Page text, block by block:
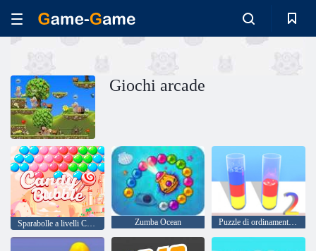
Giochi arcade
Sparabolle a livelli Candy Bubble Zumba Ocean Puzzle di ordinamento dell'acqua 2